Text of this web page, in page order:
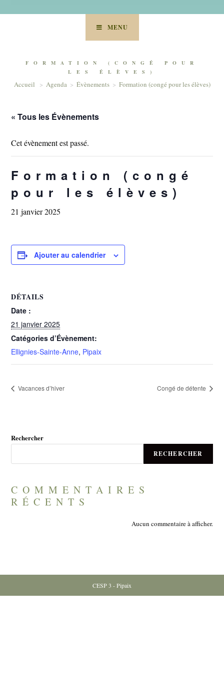
MENU
FORMATION (CONGÉ POUR
LES ÉLÈVES)
Accueil > Agenda > Évènements > Formation (congé pour les élèves)
« Tous les Évènements
Cet évènement est passé.
Formation (congé
pour les élèves)
21 janvier 2025
Ajouter au calendrier
DÉTAILS
Date :
21 janvier 2025
Catégories d’Évènement:
Ellignies-Sainte-Anne, Pipaix
Vacances d’hiver Congé de détente
Rechercher
RECHERCHER
COMMENTAIRES
RÉCENTS
Aucun commentaire à afficher.
CESP 3 - Pipaix